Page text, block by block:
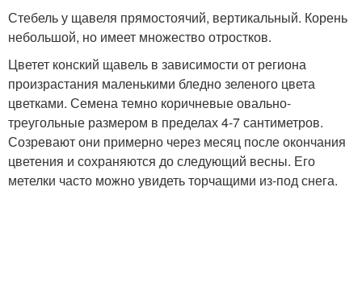
Стебель у щавеля прямостоячий, вертикальный. Корень
небольшой, но имеет множество отростков.
Цветет конский щавель в зависимости от региона
произрастания маленькими бледно зеленого цвета
цветками. Семена темно коричневые овально-
треугольные размером в пределах 4-7 сантиметров.
Созревают они примерно через месяц после окончания
цветения и сохраняются до следующий весны. Его
метелки часто можно увидеть торчащими из-под снега.